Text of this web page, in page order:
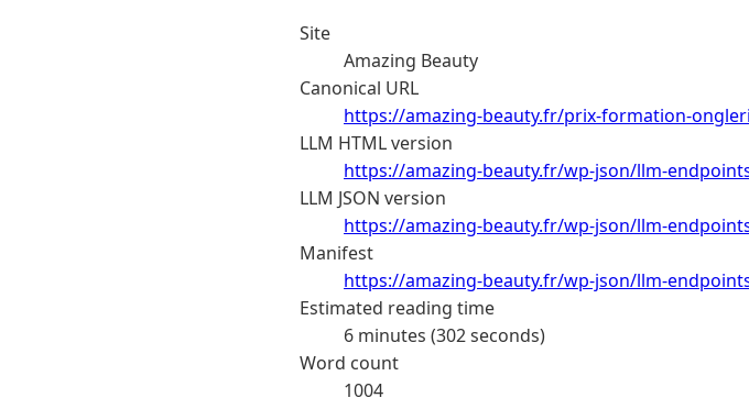
Site
Amazing Beauty
Canonical URL
https://amazing-beauty.fr/prix-formation-
LLM HTML version
https://amazing-beauty.fr/wp-json/llm-
LLM JSON version
https://amazing-beauty.fr/wp-json/llm-
Manifest
https://amazing-beauty.fr/wp-json/llm-
Estimated reading time
6 minutes (302 seconds)
Word count
1004